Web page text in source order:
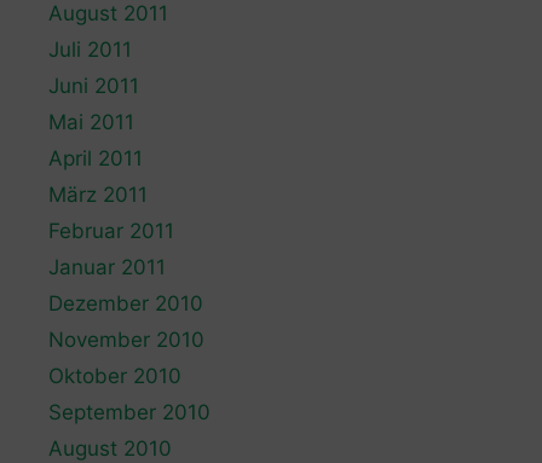
August 2011
Juli 2011
Juni 2011
Mai 2011
April 2011
März 2011
Februar 2011
Januar 2011
Dezember 2010
November 2010
Oktober 2010
September 2010
August 2010